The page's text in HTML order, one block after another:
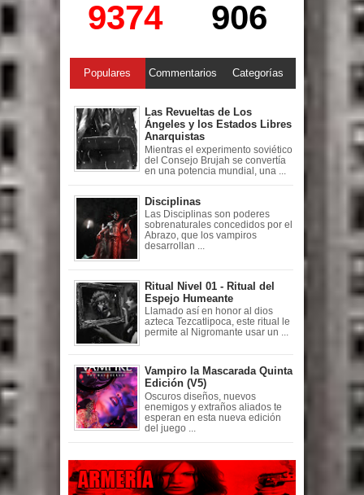
9374 906
Populares Commentarios Categorías
Las Revueltas de Los
Ángeles y los Estados Libres
Anarquistas
Mientras el experimento soviético
del Consejo Brujah se convertía
en una potencia mundial, una ...
Disciplinas
Las Disciplinas son poderes
sobrenaturales concedidos por el
Abrazo, que los vampiros
desarrollan ...
Ritual Nivel 01 - Ritual del
Espejo Humeante
Llamado así en honor al dios
azteca Tezcatlipoca, este ritual le
permite al Nigromante usar un ...
Vampiro la Mascarada Quinta
Edición (V5)
Oscuros diseños, nuevos
enemigos y extraños aliados te
esperan en esta nueva edición
del juego ...